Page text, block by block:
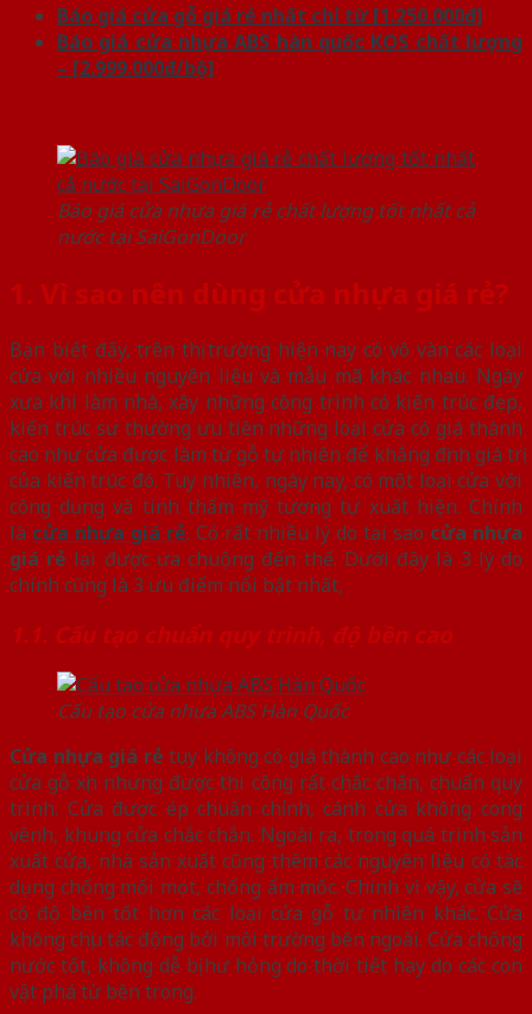
Báo giá cửa gỗ giá rẻ nhất chỉ từ [1.250.000đ]
Báo giá cửa nhựa ABS hàn quốc KOS chất lượng
– [2.999.000đ/bộ]
Báo giá cửa nhựa giá rẻ chất lượng tốt nhất cả
nước tại SaiGonDoor
1. Vì sao nên dùng cửa nhựa giá rẻ?
Bạn biết đấy, trên thị trường hiện nay có vô vàn các loại
cửa với nhiều nguyên liệu và mẫu mã khác nhau. Ngày
xưa khi làm nhà, xây những công trình có kiến trúc đẹp,
kiến trúc sư thường ưu tiên những loại cửa có giá thành
cao như cửa được làm từ gỗ tự nhiên để khẳng định giá trị
của kiến trúc đó. Tuy nhiên, ngày nay, có một loại cửa với
công dụng và tính thẩm mỹ tương tự xuất hiện. Chính
là cửa nhựa giá rẻ. Có rất nhiều lý do tại sao cửa nhựa
giá rẻ lại được ưa chuộng đến thế. Dưới đây là 3 lý do
chính cũng là 3 ưu điểm nổi bật nhất,
1.1. Cấu tạo chuẩn quy trình, độ bền cao
Cấu tạo cửa nhựa ABS Hàn Quốc
Cửa nhựa giá rẻ tuy không có giá thành cao như các loại
cửa gỗ xịn nhưng được thi công rất chắc chắn, chuẩn quy
trình. Cửa được ép chuẩn chỉnh, cánh cửa không cong
vênh, khung cửa chắc chắn. Ngoài ra, trong quá trình sản
xuất cửa, nhà sản xuất cũng thêm các nguyên liệu có tác
dụng chống mối mọt, chống ẩm mốc. Chính vì vậy, cửa sẽ
có độ bền tốt hơn các loại cửa gỗ tự nhiên khác. Cửa
không chịu tác động bởi môi trường bên ngoài. Cửa chống
nước tốt, không dễ bị hư hỏng do thời tiết hay do các con
vật phá từ bên trong.